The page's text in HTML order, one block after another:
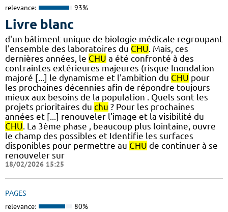
relevance: 93%
Livre blanc
d'un bâtiment unique de biologie médicale regroupant
l'ensemble des laboratoires du CHU. Mais, ces
dernières années, le CHU a été confronté à des
contraintes extérieures majeures (risque Inondation
majoré [...] le dynamisme et l'ambition du CHU pour
les prochaines décennies afin de répondre toujours
mieux aux besoins de la population . Quels sont les
projets prioritaires du chu ? Pour les prochaines
années et [...] renouveler l'image et la visibilité du
CHU. La 3ème phase , beaucoup plus lointaine, ouvre
le champ des possibles et Identifie les surfaces
disponibles pour permettre au CHU de continuer à se
renouveler sur
18/02/2026 15:25
PAGES
relevance: 80%